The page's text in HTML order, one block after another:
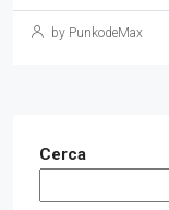
by PunkodeMax
Cerca